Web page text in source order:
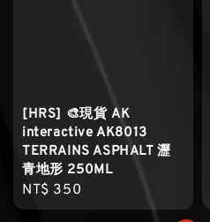
[HRS] 🎨現貨 AK
interactive AK8013
TERRAINS ASPHALT 瀝
青地形 250ML
Regular
price
NT$ 350